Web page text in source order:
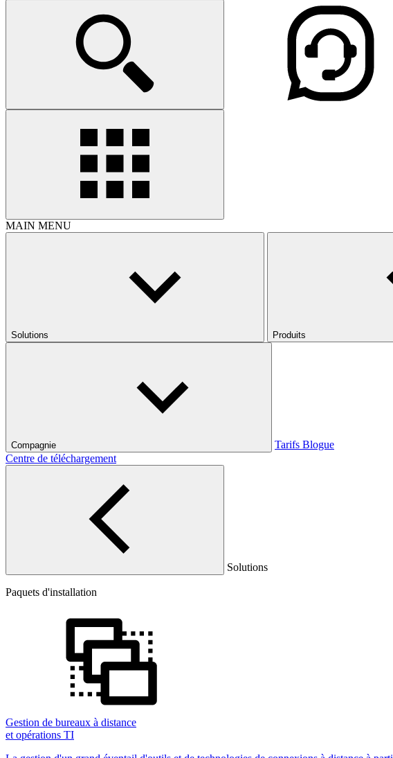
MAIN MENU
Solutions Produits
Compagnie Tarifs Blogue
Centre de téléchargement
Solutions
Paquets d'installation
Gestion de bureaux à distance
et opérations TI